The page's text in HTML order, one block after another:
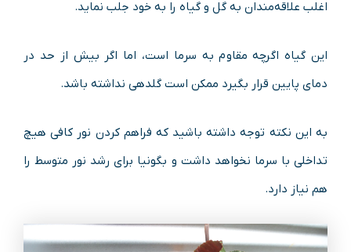
اغلب علاقه‌مندان به گل و گیاه را به خود جلب نماید.
این گیاه اگرچه مقاوم به سرما است، اما اگر بیش از حد در
دمای پایین قرار بگیرد ممکن است گلدهی نداشته باشد.
به این نکته توجه داشته باشید که فراهم کردن نور کافی هیچ
تداخلی با سرما نخواهد داشت و بگونیا برای رشد نور متوسط را
هم نیاز دارد.